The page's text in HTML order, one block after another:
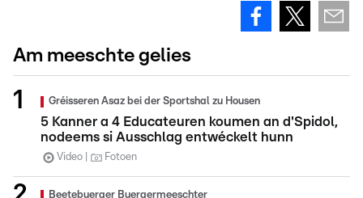
Am meeschte gelies
Gréisseren Asaz bei der Sportshal zu Housen
5 Kanner a 4 Educateuren koumen an d'Spidol,
nodeems si Ausschlag entwéckelt hunn
Video Fotoen
Beetebuerger Buergermeeschter